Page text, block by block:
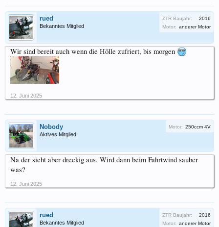
rued
Bekanntes Mitglied
ZTR Baujahr:
2016
Motor: anderer Motor
Wir sind bereit auch wenn die Hölle zufriert, bis morgen
12. Juni 2025
Nobody
Aktives Mitglied
Motor: 250ccm 4V
Na der sieht aber dreckig aus. Wird dann beim Fahrtwind sauber
was?
12. Juni 2025
rued
Bekanntes Mitglied
ZTR Baujahr:
2016
Motor: anderer Motor